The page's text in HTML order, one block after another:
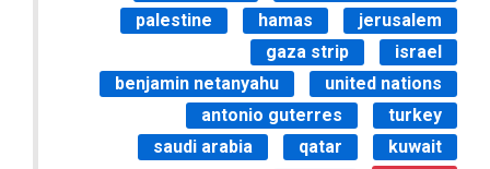
palestine
hamas
jerusalem
gaza strip
israel
benjamin netanyahu
united nations
antonio guterres
turkey
saudi arabia
qatar
kuwait